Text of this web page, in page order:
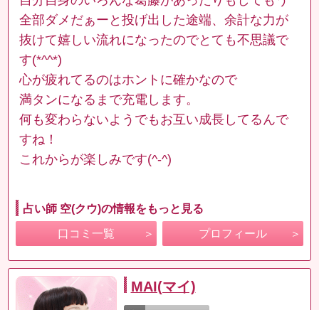
全部ダメだぁーと投げ出した途端、余計な力が
抜けて嬉しい流れになったのでとても不思議で
す(*^^*)
心が疲れてるのはホントに確かなので
満タンになるまで充電します。
何も変わらないようでもお互い成長してるんで
すね！
これからが楽しみです(^-^)
占い師 空(クウ)の情報をもっと見る
口コミ一覧 プロフィール
MAI(マイ)